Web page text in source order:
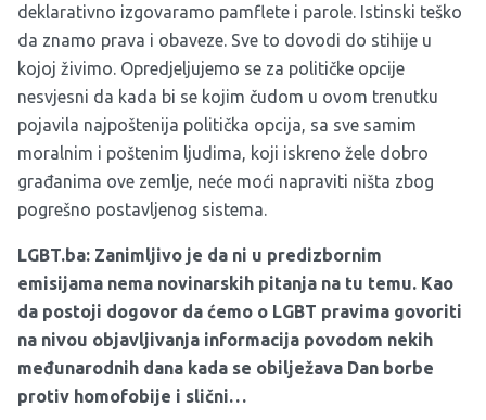
deklarativno izgovaramo pamflete i parole. Istinski teško
da znamo prava i obaveze. Sve to dovodi do stihije u
kojoj živimo. Opredjeljujemo se za političke opcije
nesvjesni da kada bi se kojim čudom u ovom trenutku
pojavila najpoštenija politička opcija, sa sve samim
moralnim i poštenim ljudima, koji iskreno žele dobro
građanima ove zemlje, neće moći napraviti ništa zbog
pogrešno postavljenog sistema.
LGBT.ba: Zanimljivo je da ni u predizbornim
emisijama nema novinarskih pitanja na tu temu. Kao
da postoji dogovor da ćemo o LGBT pravima govoriti
na nivou objavljivanja informacija povodom nekih
međunarodnih dana kada se obilježava Dan borbe
protiv homofobije i slični…